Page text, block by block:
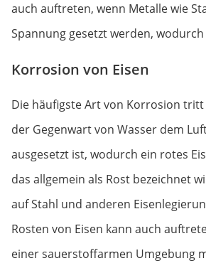
auch auftreten, wenn Metalle wie
Spannung gesetzt werden,
Korrosion von Eisen
Die häufigste Art von Korrosion tritt
der Gegenwart von Wasser dem
ausgesetzt ist, wodurch ein rotes
das allgemein als Rost bezeichnet
auf Stahl und anderen
Rosten von Eisen kann auch
einer sauerstoffarmen Umgebung